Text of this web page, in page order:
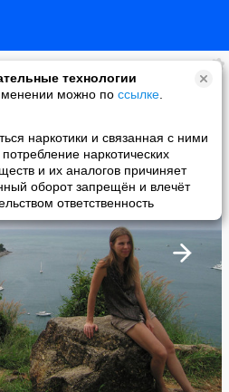
технологии
можно по ссылке
наркотики и связанная с ними
наркотических
и их аналогов причиняет
оборот запрещён и влечёт
ответственность